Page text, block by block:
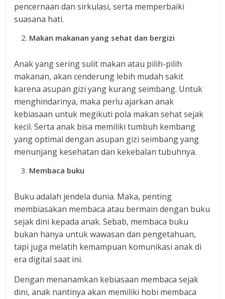
pencernaan dan sirkulasi, serta memperbaiki
suasana hati.
Makan makanan yang sehat dan bergizi
Anak yang sering sulit makan atau pilih-pilih
makanan, akan cenderung lebih mudah sakit
karena asupan gizi yang kurang seimbang. Untuk
menghindarinya, maka perlu ajarkan anak
kebiasaan untuk megikuti pola makan sehat sejak
kecil. Serta anak bisa memiliki tumbuh kembang
yang optimal dengan asupan gizi seimbang yang
menunjang kesehatan dan kekebalan tubuhnya.
Membaca buku
Buku adalah jendela dunia. Maka, penting
membiasakan membaca atau bermain dengan buku
sejak dini kepada anak. Sebab, membaca buku
bukan hanya untuk wawasan dan pengetahuan,
tapi juga melatih kemampuan komunikasi anak di
era digital saat ini.
Dengan menanamkan kebiasaan membaca sejak
dini, anak nantinya akan memiliki hobi membaca